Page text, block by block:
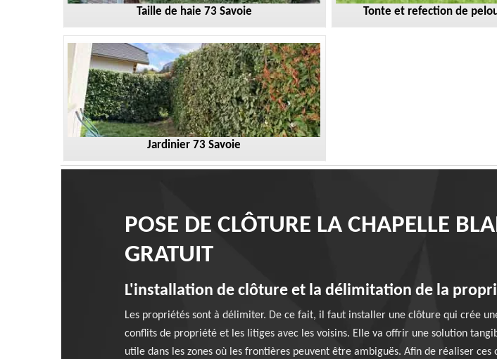
Taille de haie 73 Savoie Tonte et refection de
Jardinier 73 Savoie
POSE DE CLÔTURE LA CHAPELLE
GRATUIT
L'installation de clôture et la délimitation de la
Les propriétés sont à délimiter. De ce fait, il faut installer une clôture qui crée
conflits de propriété et les litiges avec les voisins. Elle va offrir une solution
utile dans les zones où les frontières peuvent être ambiguës. Afin de réaliser